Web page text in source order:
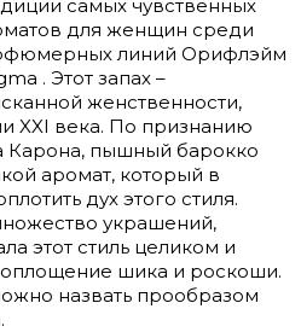
самых чувственных
для женщин среди
линий Орифлэйм
. Этот запах –
женственности,
XXI века. По признанию
Карона, пышный барокко
аромат, который в
дух этого стиля.
украшений,
этот стиль целиком и
шика и роскоши.
назвать прообразом